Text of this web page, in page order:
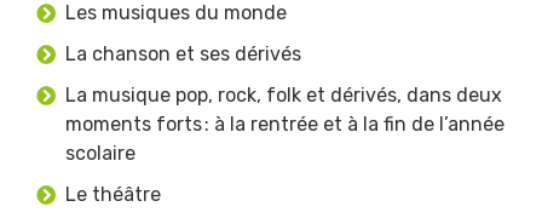
Les musiques du monde
La chanson et ses dérivés
La musique pop, rock, folk et dérivés, dans deux
moments forts : à la rentrée et à la fin de l’année
scolaire
Le théâtre